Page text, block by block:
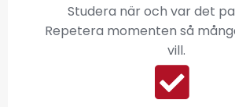
Studera när och var det
Repetera momenten så
vill.